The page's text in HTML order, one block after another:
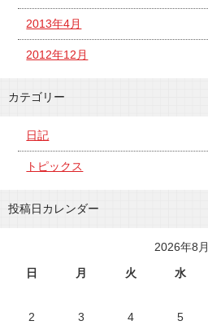
2013年4月
2012年12月
カテゴリー
日記
トピックス
投稿日カレンダー
2026年8月
日
月 火 水
2
3 4 5